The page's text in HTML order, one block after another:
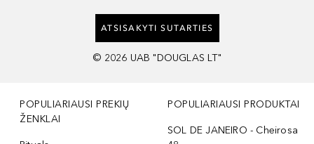
ATSISAKYTI SUTARTIES
© 2026 UAB "DOUGLAS LT"
POPULIARIAUSI PREKIŲ
ŽENKLAI
POPULIARIAUSI PRODUKTAI
SOL DE JANEIRO - Cheirosa